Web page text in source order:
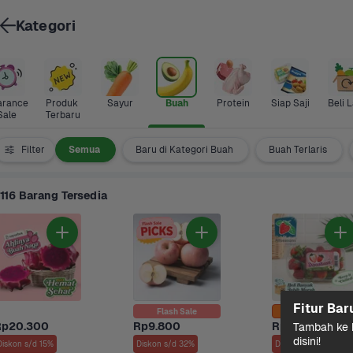
Produk
Terbaru
Sayur Buah Protein Siap Saji Beli
Filter Semua Baru di Kategori Buah Buah Terlaris
116 Barang Tersedia
s/d 15%
Flash Sale
Rp9.800
Diskon s/d 32%
Rp21.900
Diskon s/d 5%
Kategori
Fitur
Tambah ke
disini!